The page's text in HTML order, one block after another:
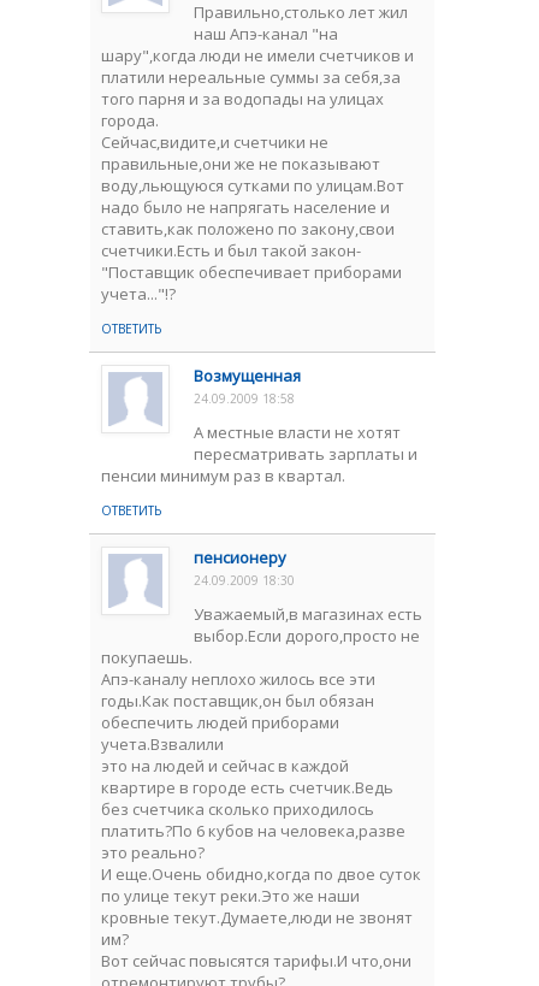
Правильно,столько лет жил
наш Апэ-канал "на
шару",когда люди не имели счетчиков и
платили нереальные суммы за себя,за
того парня и за водопады на улицах
города.
Сейчас,видите,и счетчики не
правильные,они же не показывают
воду,льющуюся сутками по улицам.Вот
надо было не напрягать население и
ставить,как положено по закону,свои
счетчики.Есть и был такой закон-
"Поставщик обеспечивает приборами
учета..."!?
ОТВЕТИТЬ
Возмущенная
24.09.2009 18:58
А местные власти не хотят
пересматривать зарплаты и
пенсии минимум раз в квартал.
ОТВЕТИТЬ
пенсионеру
24.09.2009 18:30
Уважаемый,в магазинах есть
выбор.Если дорого,просто не
покупаешь.
Апэ-каналу неплохо жилось все эти
годы.Как поставщик,он был обязан
обеспечить людей приборами
учета.Взвалили
это на людей и сейчас в каждой
квартире в городе есть счетчик.Ведь
без счетчика сколько приходилось
платить?По 6 кубов на человека,разве
это реально?
И еще.Очень обидно,когда по двое суток
по улице текут реки.Это же наши
кровные текут.Думаете,люди не звонят
им?
Вот сейчас повысятся тарифы.И что,они